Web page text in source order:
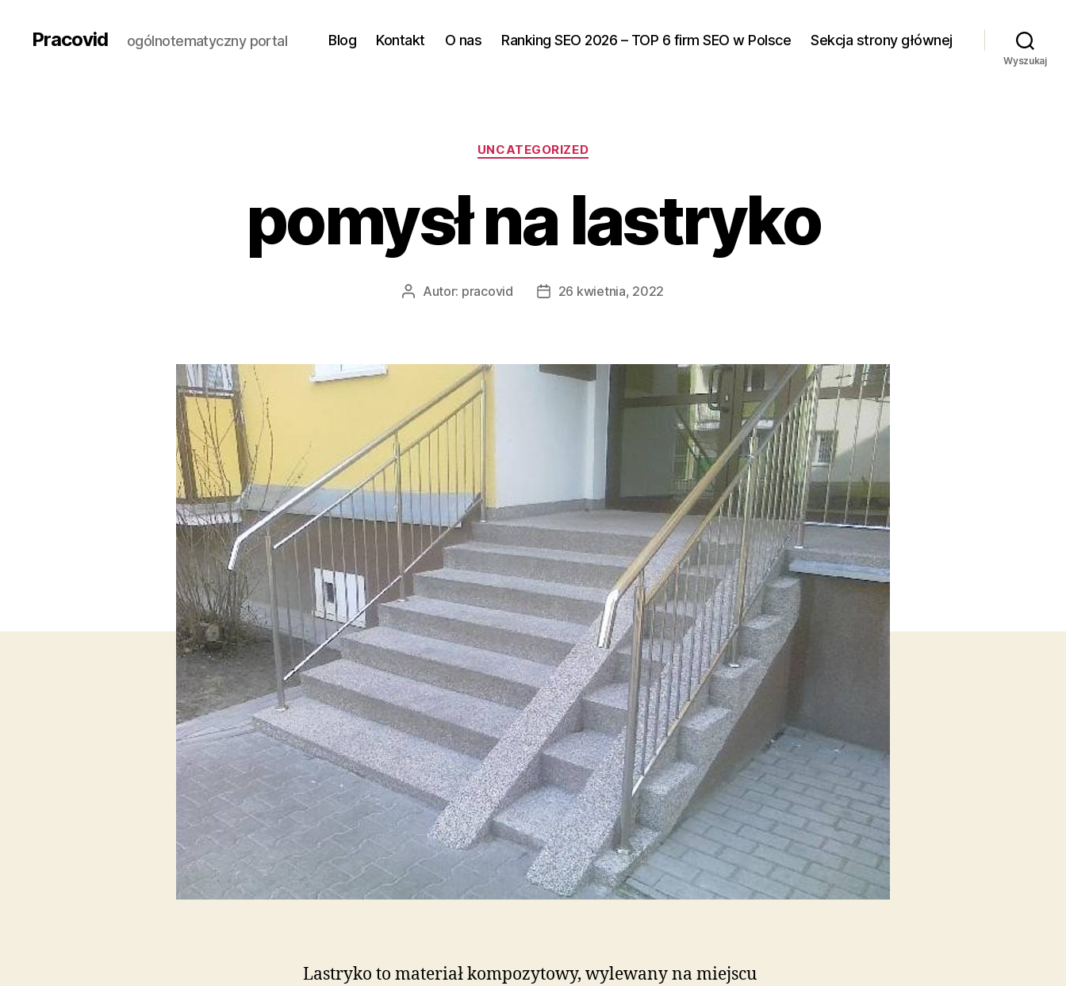
Pracovid ogólnotematyczny portal Blog Kontakt O nas Ranking SEO 2026 – TOP 6 firm SEO w Polsce Sekcja strony głównej
Wyszukaj
Kategorie
UNCATEGORIZED
pomysł na lastryko
AutorAutor: pracovid
Data26 kwietnia, 2022
Lastryko to materiał kompozytowy, wylewany na miejscu